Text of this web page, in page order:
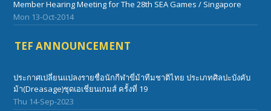
Member Hearing Meeting for The 28th SEA Games / Singapore
Mon 13-Oct-2014
TEF ANNOUNCEMENT
ประกาศเปลี่ยนแปลงรายชื่อนักกีฬาขี่ม้าทีมชาติไทย ประเภทศิลปะบังคับ
ม้า(Dreasage)ชุดเอเชี่ยนเกมส์ ครั้งที่ 19
Thu 14-Sep-2023